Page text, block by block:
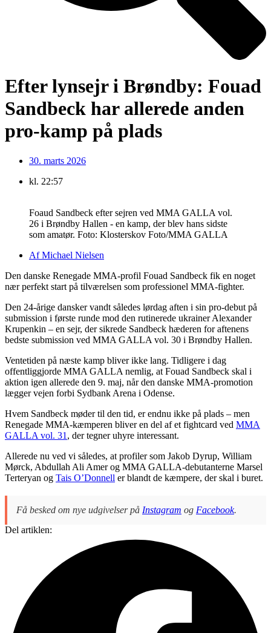
Efter lynsejr i Brøndby: Fouad
Sandbeck har allerede anden
pro-kamp på plads
30. marts 2026
kl. 22:57
Foaud Sandbeck efter sejren ved MMA GALLA vol.
26 i Brøndby Hallen - en kamp, der blev hans sidste
som amatør. Foto: Klosterskov Foto/MMA GALLA
AfMichael Nielsen
Den danske Renegade MMA-profil Fouad Sandbeck fik en noget
nær perfekt start på tilværelsen som professionel MMA-fighter.
Den 24-årige dansker vandt således lørdag aften i sin pro-debut på
submission i første runde mod den rutinerede ukrainer Alexander
Krupenkin – en sejr, der sikrede Sandbeck hæderen for aftenens
bedste submission ved MMA GALLA vol. 30 i Brøndby Hallen.
Ventetiden på næste kamp bliver ikke lang. Tidligere i dag
offentliggjorde MMA GALLA nemlig, at Fouad Sandbeck skal i
aktion igen allerede den 9. maj, når den danske MMA-promotion
lægger vejen forbi Sydbank Arena i Odense.
Hvem Sandbeck møder til den tid, er endnu ikke på plads – men
Renegade MMA-kæmperen bliver en del af et fightcard ved MMA
GALLA vol. 31 , der tegner uhyre interessant.
Allerede nu ved vi således, at profiler som Jakob Dyrup, William
Mørck, Abdullah Ali Amer og MMA GALLA-debutanterne Marsel
Terteryan og Tais O’Donnell er blandt de kæmpere, der skal i buret.
Få besked om nye udgivelser på Instagram og Facebook.
Del artiklen: